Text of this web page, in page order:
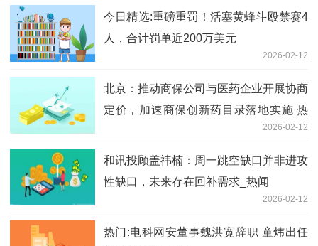
今日精选:重磅重罚！活塞黄蜂斗殴禁赛4
人，合计罚单近200万美元
2026-02-12
北京：推动商保公司与医药企业开展协商
定价，加速商保创新药目录落地实施 热
2026-02-12
和讯投顾盖祎楠：周一跳空缺口并非进攻
性缺口，未来存在回补需求_热闻
2026-02-12
热门:电科网安董事魏洪宽辞职 童炜出任